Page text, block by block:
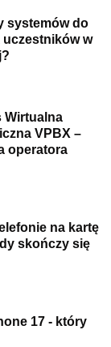
systemów do
uczestników w
Wirtualna
VPBX –
operatora
na kartę
skończy się
17 - który